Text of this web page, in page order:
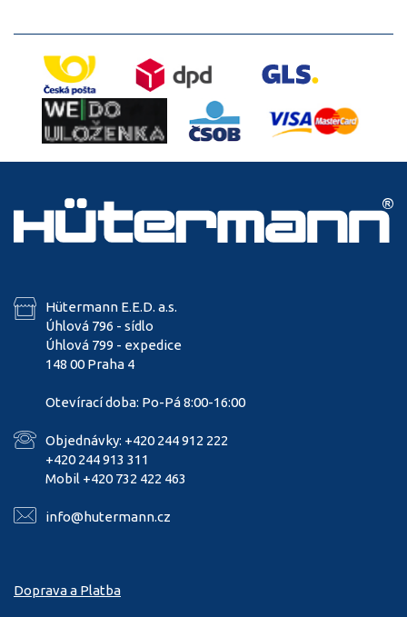
Hütermann E.E.D. a.s.
Úhlová 796 - sídlo
Úhlová 799 - expedice
148 00 Praha 4
Otevírací doba: Po-Pá 8:00-16:00
Objednávky: +420 244 912 222
+420 244 913 311
Mobil +420 732 422 463
info@hutermann.cz
Doprava a Platba